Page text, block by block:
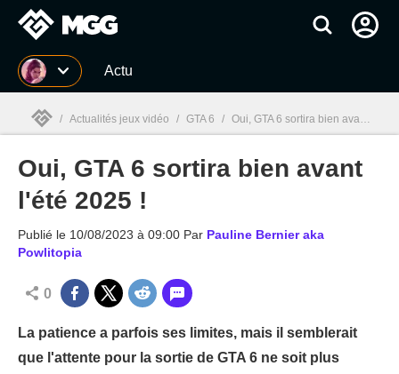
MGG Actu
MGG
/ Actualités jeux vidéo / GTA 6 / Oui, GTA 6 sortira bien avant l'été 2025 !
Oui, GTA 6 sortira bien avant
l'été 2025 !
Publié le 10/08/2023 à 09:00 Par Pauline Bernier aka
Powlitopia
0
La patience a parfois ses limites, mais il semblerait
que l'attente pour la sortie de GTA 6 ne soit plus